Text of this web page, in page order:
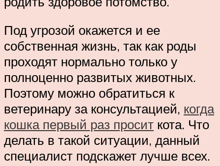
Под угрозой окажется и ее
собственная жизнь, так как роды
проходят нормально только у
полноценно развитых животных.
Поэтому можно обратиться к
ветеринару за консультацией, когда
кошка первый раз просит кота. Что
делать в такой ситуации, данный
специалист подскажет лучше всех.